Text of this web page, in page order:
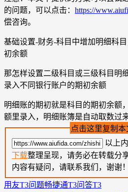
的问题，可以点击： https://
偿咨询。
基础设置-财务-科目中增加明细科
初余额
那怎样设置二级科目或三级科目明
录入不同银行账户的期初余额
明细账的期初就是科目的期初余额
额里录入，明细账簿是自动取数过
点击这里复制
以上
下载整理呈现，请务必在转载分
内容有疑问，请联系我们，谢谢！
用友T3问题畅捷通T3问答T3